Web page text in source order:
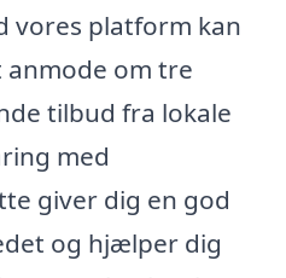
vores platform kan
om tre
tilbud fra lokale
med
giver dig en god
og hjælper dig